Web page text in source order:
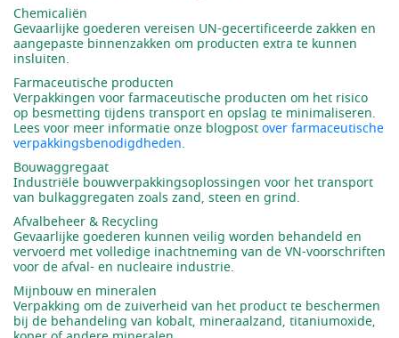
Chemicaliën
Gevaarlijke goederen vereisen UN-gecertificeerde zakken en
aangepaste binnenzakken om producten extra te kunnen
insluiten.
Farmaceutische producten
Verpakkingen voor farmaceutische producten om het risico
op besmetting tijdens transport en opslag te minimaliseren.
Lees voor meer informatie onze blogpostover farmaceutische
verpakkingsbenodigdheden.
Bouwaggregaat
Industriële bouwverpakkingsoplossingen voor het transport
van bulkaggregaten zoals zand, steen en grind.
Afvalbeheer & Recycling
Gevaarlijke goederen kunnen veilig worden behandeld en
vervoerd met volledige inachtneming van de VN-voorschriften
voor de afval- en nucleaire industrie.
Mijnbouw en mineralen
Verpakking om de zuiverheid van het product te beschermen
bij de behandeling van kobalt, mineraalzand, titaniumoxide,